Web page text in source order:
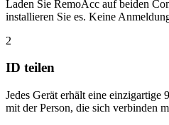
Laden Sie RemoAcc auf beiden
installieren Sie es. Keine
2
ID teilen
Jedes Gerät erhält eine
mit der Person, die sich verbinden